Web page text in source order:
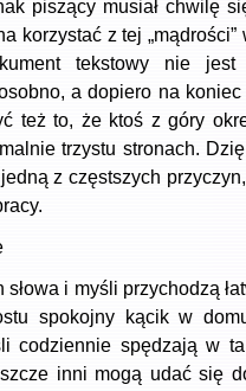
piszący musiał chwilę
korzystać z tej
tekstowy nie jest
a dopiero na
też to, że ktoś z góry
trzystu stronach.
z częstszych
i myśli przychodzą
spokojny kącik w
codziennie spędzają w
inni mogą udać się